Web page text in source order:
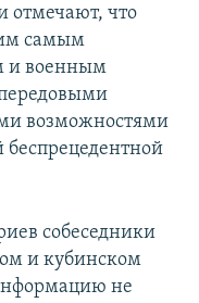
отмечают, что
самым
и военным
возможностями
собеседники
и кубинском
не